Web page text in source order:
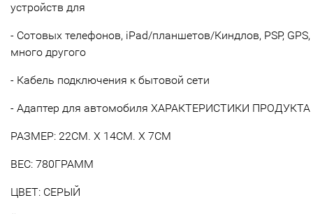
устройств для
- Сотовых телефонов, iPad/планшетов/Киндлов, PSP, GPS,
много другого
- Кабель подключения к бытовой сети
- Адаптер для автомобиля ХАРАКТЕРИСТИКИ ПРОДУКТА
РАЗМЕР: 22СМ. Х 14СМ. Х 7СМ
ВЕС: 780ГРАММ
ЦВЕТ: СЕРЫЙ